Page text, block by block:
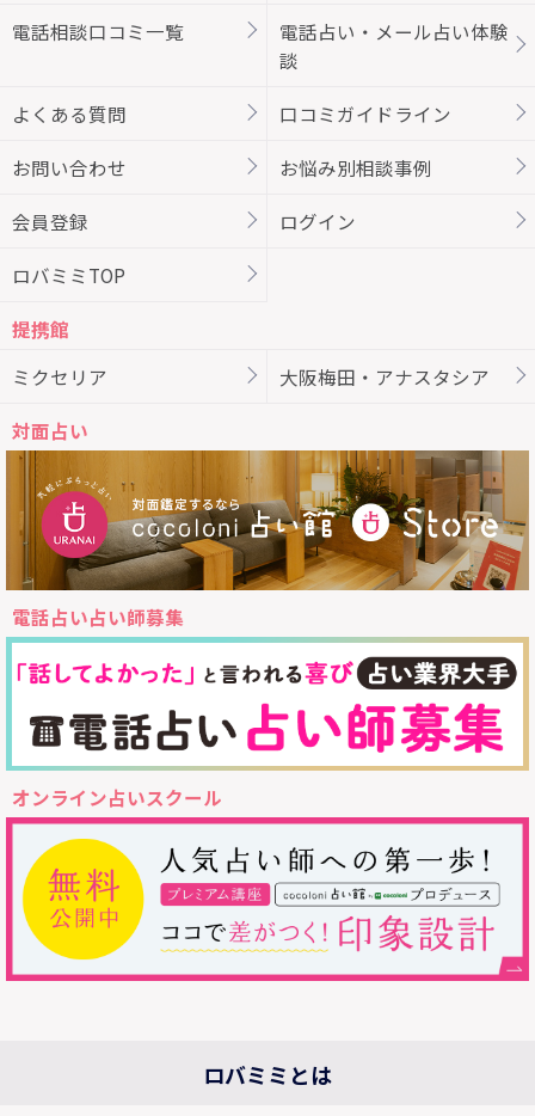
電話相談口コミ一覧
電話占い・メール占い体験
談
よくある質問 口コミガイドライン
お問い合わせ お悩み別相談事例
会員登録 ログイン
ロバミミTOP
提携館
ミクセリア
大阪梅田・アナスタシア
対面占い
電話占い占い師募集
オンライン占いスクール
ロバミミとは